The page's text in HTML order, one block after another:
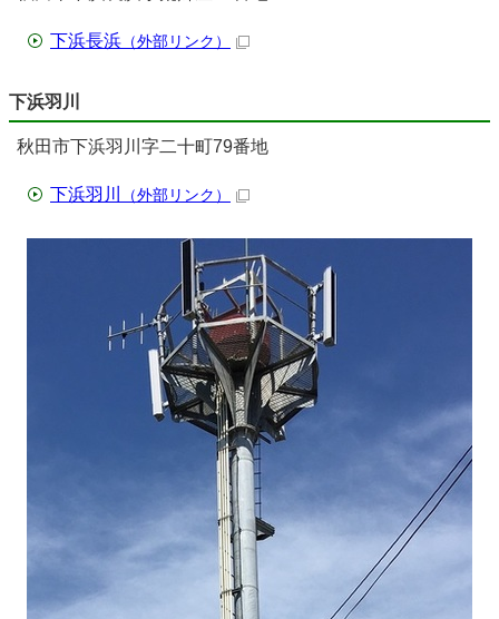
下浜長浜 （外部リンク）
下浜羽川
秋田市下浜羽川字二十町79番地
下浜羽川 （外部リンク）